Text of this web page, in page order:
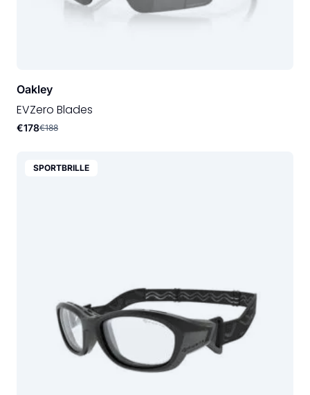
Oakley
EVZero Blades
€178€188
SPORTBRILLE